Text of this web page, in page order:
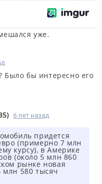
уже.
Было бы интересно его
) 6 лет назад
придется
(примерно 7 млн
курсу), в Америке
(около 5 млн 860
рынке новая
млн 580 тысяч